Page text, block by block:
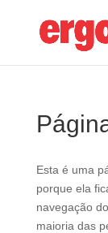
Esta é uma
porque ela
navegação
maioria das